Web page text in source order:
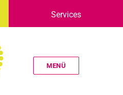
Services
MENÜ